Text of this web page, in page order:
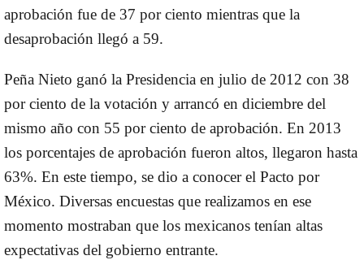
aprobación fue de 37 por ciento mientras que la
desaprobación llegó a 59.
Peña Nieto ganó la Presidencia en julio de 2012 con 38
por ciento de la votación y arrancó en diciembre del
mismo año con 55 por ciento de aprobación. En 2013
los porcentajes de aprobación fueron altos, llegaron hasta
63%. En este tiempo, se dio a conocer el Pacto por
México. Diversas encuestas que realizamos en ese
momento mostraban que los mexicanos tenían altas
expectativas del gobierno entrante.